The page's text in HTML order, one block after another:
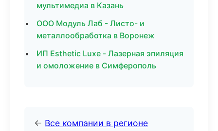
мультимедиа в Казань
ООО Модуль Лаб - Листо- и
металлообработка в Воронеж
ИП Esthetic Luxe - Лазерная эпиляция
и омоложение в Симферополь
← Все компании в регионе